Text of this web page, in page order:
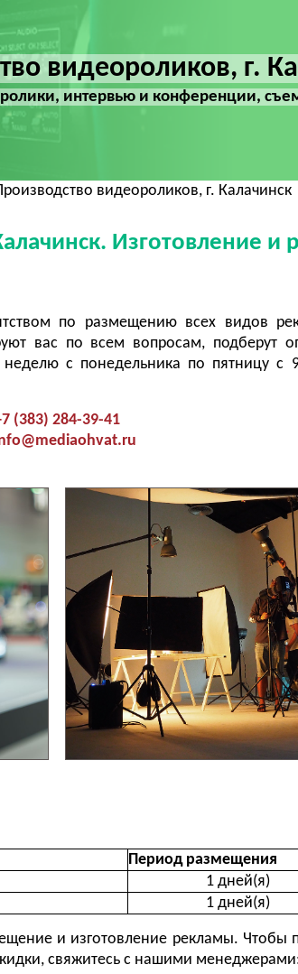
видеороликов, г.
интервью и конференции,
видеороликов, г. Калачинск
Изготовление и
по размещению всех видов
вас по всем вопросам, подберут
с понедельника по пятницу с
(383) 284-39-41
Период размещения
1 дней(я)
1 дней(я)
и изготовление рекламы. Чтобы
свяжитесь с нашими